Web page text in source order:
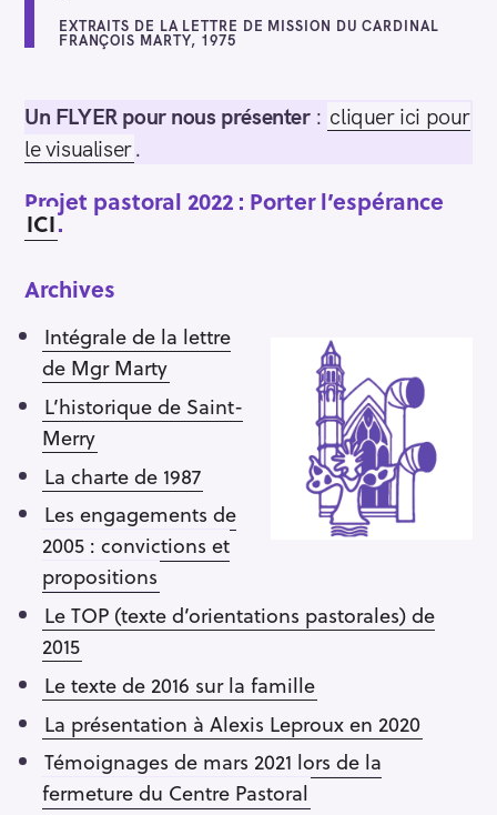
EXTRAITS DE LA LETTRE DE MISSION DU CARDINAL
FRANÇOIS MARTY, 1975
Un FLYER pour nous présenter: cliquer ici pour
le visualiser.
Projet pastoral 2022 : Porter l’espérance
ICI.
Archives
Intégrale de la lettre
de Mgr Marty
L’historique de Saint-
Merry
La charte de 1987
Les engagements de
2005 : convictions et
propositions
Le TOP (texte d’orientations pastorales) de
2015
Le texte de 2016 sur la famille
La présentation à Alexis Leproux en 2020
Témoignages de mars 2021 lors de la
fermeture du Centre Pastoral